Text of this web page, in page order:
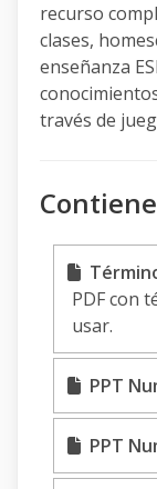
recurso
clases,
enseñanza
través de
Contiene
PDF con
usar.
PPT
PPT